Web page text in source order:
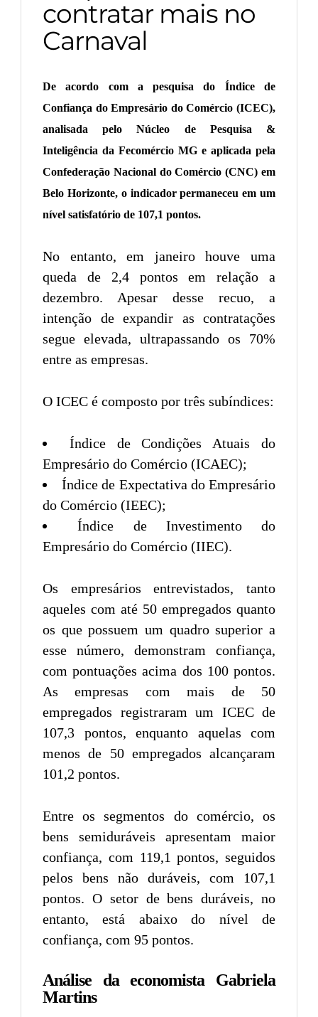
contratar mais no
Carnaval
De acordo com a pesquisa do Índice de
Confiança do Empresário do Comércio (ICEC),
analisada pelo Núcleo de Pesquisa &
Inteligência da Fecomércio MG e aplicada pela
Confederação Nacional do Comércio (CNC) em
Belo Horizonte, o indicador permaneceu em um
nível satisfatório de 107,1 pontos.
No entanto, em janeiro houve uma
queda de 2,4 pontos em relação a
dezembro. Apesar desse recuo, a
intenção de expandir as contratações
segue elevada, ultrapassando os 70%
entre as empresas.
O ICEC é composto por três subíndices:
Índice de Condições Atuais do
Empresário do Comércio (ICAEC);
Índice de Expectativa do Empresário
do Comércio (IEEC);
Índice de Investimento do
Empresário do Comércio (IIEC).
Os empresários entrevistados, tanto
aqueles com até 50 empregados quanto
os que possuem um quadro superior a
esse número, demonstram confiança,
com pontuações acima dos 100 pontos.
As empresas com mais de 50
empregados registraram um ICEC de
107,3 pontos, enquanto aquelas com
menos de 50 empregados alcançaram
101,2 pontos.
Entre os segmentos do comércio, os
bens semiduráveis apresentam maior
confiança, com 119,1 pontos, seguidos
pelos bens não duráveis, com 107,1
pontos. O setor de bens duráveis, no
entanto, está abaixo do nível de
confiança, com 95 pontos.
Análise da economista Gabriela
Martins